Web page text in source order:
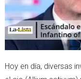
Hoy en día, diversas